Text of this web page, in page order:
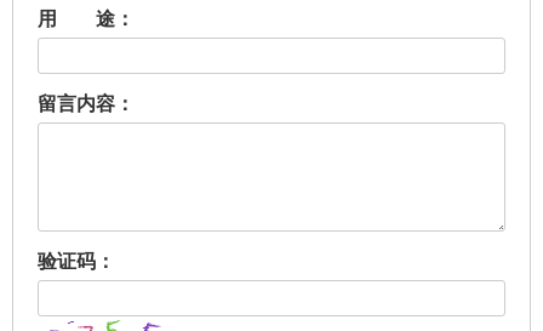
用 途：
留言内容：
验证码：